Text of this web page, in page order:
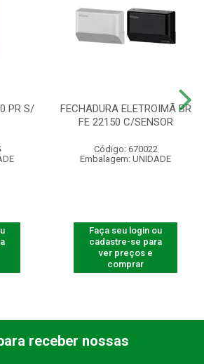
PR S/
FECHADURA ELETROIMÃ BR
FE 22150 C/SENSOR
Código: 670022
Embalagem: UNIDADE
Faça seu login ou
cadastre-se para
ver preços e
comprar
receber nossas